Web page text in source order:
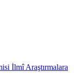
İlmî Araştırmalara